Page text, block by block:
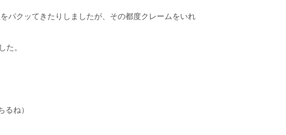
パクッてきたりしましたが、その都度クレームをいれ
。
ね）